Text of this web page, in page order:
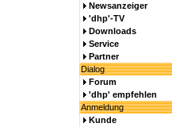
Newsanzeiger
'dhp'-TV
Downloads
Service
Partner
Dialog
Forum
'dhp' empfehlen
Anmeldung
Kunde